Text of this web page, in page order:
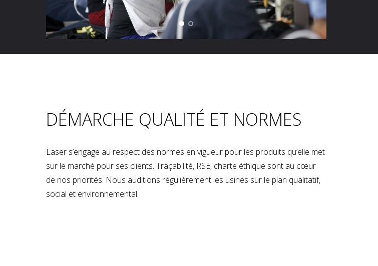
DÉMARCHE QUALITÉ ET NORMES
Laser s’engage au respect des normes en vigueur pour les produits qu’elle met
sur le marché pour ses clients. Traçabilité, RSE, charte éthique sont au cœur
de nos priorités. Nous auditions régulièrement les usines sur le plan qualitatif,
social et environnemental.